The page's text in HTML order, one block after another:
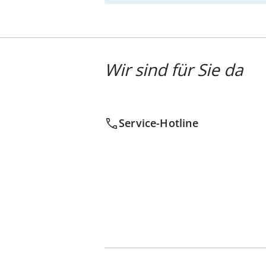
Wir sind für Sie da
Service-Hotline